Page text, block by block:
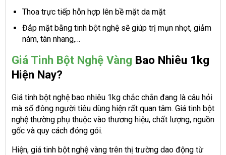
Thoa trực tiếp hỗn hợp lên bề mặt da mặt
Đắp mặt bằng tinh bột nghệ sẽ giúp trị mụn nhọt, giảm
nám, tàn nhang,…
Giá Tinh Bột Nghệ Vàng Bao Nhiêu 1kg
Hiện Nay?
Giá tinh bột nghệ bao nhiêu 1kg chắc chắn đang là câu hỏi
mà số đông người tiêu dùng hiện rất quan tâm. Giá tinh bột
nghệ thường phụ thuộc vào thương hiệu, chất lượng, nguồn
gốc và quy cách đóng gói.
Hiện, giá tinh bột nghệ vàng trên thị trường dao động từ